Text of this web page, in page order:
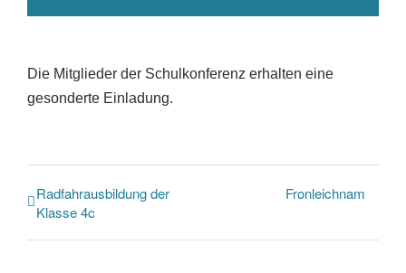
Die Mitglieder der Schulkonferenz erhalten eine
gesonderte Einladung.
Radfahrausbildung der
Klasse 4c
Fronleichnam